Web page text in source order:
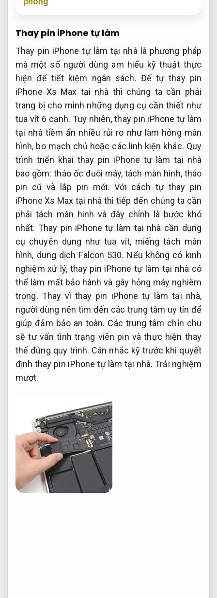
Thay pin iPhone tự làm
Thay pin iPhone tự làm tại nhà là phương pháp
mà một số người dùng am hiểu kỹ thuật thực
hiện để tiết kiệm ngân sách. Để tự thay pin
iPhone Xs Max tại nhà thì chúng ta cần phải
trang bị cho mình những dụng cụ cần thiết như
tua vít 6 cạnh. Tuy nhiên, thay pin iPhone tự làm
tại nhà tiềm ẩn nhiều rủi ro như làm hỏng màn
hình, bo mạch chủ hoặc các linh kiện khác. Quy
trình triển khai thay pin iPhone tự làm tại nhà
bao gồm: tháo ốc đuôi máy, tách màn hình, tháo
pin cũ và lắp pin mới. Với cách tự thay pin
iPhone Xs Max tại nhà thì tiếp đến chúng ta cần
phải tách màn hinh và đây chính là bước khó
nhất. Thay pin iPhone tự làm tại nhà cần dụng
cụ chuyên dụng như tua vít, miếng tách màn
hình, dung dịch Falcon 530. Nếu không có kinh
nghiệm xử lý, thay pin iPhone tự làm tại nhà có
thể làm mất bảo hành và gây hỏng máy nghiêm
trọng. Thay vì thay pin iPhone tự làm tại nhà,
người dùng nên tìm đến các trung tâm uy tín để
giúp đảm bảo an toàn. Các trung tâm chỉn chu
sẽ tư vấn tình trạng viên pin và thực hiện thay
thế đúng quy trình. Cân nhắc kỹ trước khi quyết
định thay pin iPhone tự làm tại nhà.Trải nghiệm
mượt.